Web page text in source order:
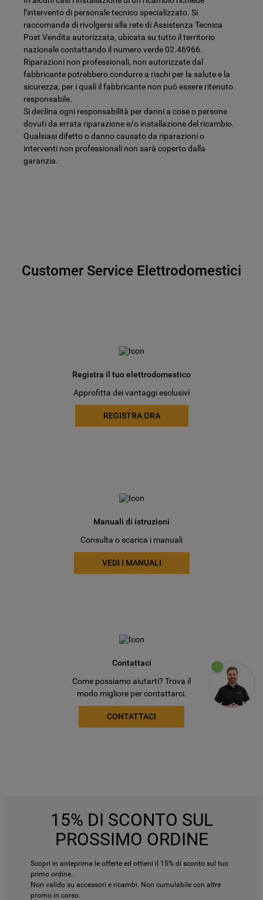
l’intervento di personale tecnico specializzato. Si
raccomanda di rivolgersi alla rete di Assistenza Tecnica
Post Vendita autorizzata, ubicata su tutto il territorio
nazionale contattando il numero verde 02.46966.
Riparazioni non professionali, non autorizzate dal
fabbricante potrebbero condurre a rischi per la salute e la
sicurezza, per i quali il fabbricante non può essere ritenuto
responsabile.
Si declina ogni responsabilità per danni a cose o persone
dovuti da errata riparazione e/o installazione del ricambio.
Qualsiasi difetto o danno causato da riparazioni o
interventi non professionali non sarà coperto dalla
garanzia.
Customer Service Elettrodomestici
Registra il tuo elettrodomestico
Approfitta dei vantaggi esclusivi
REGISTRA ORA
Manuali di istruzioni
Consulta o scarica i manuali
VEDI I MANUALI
Contattaci
Come possiamo aiutarti? Trova il
modo migliore per contattarci.
CONTATTACI
15% DI SCONTO SUL
PROSSIMO ORDINE
Scopri in anteprima le offerte ed ottieni il 15% di sconto sul tuo
primo ordine.
Non valido su accessori e ricambi. Non cumulabile con altre
promo in corso.